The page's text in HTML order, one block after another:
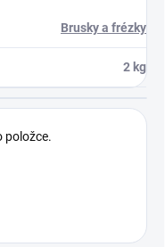
Brusky a frézky
2 kg
položce.